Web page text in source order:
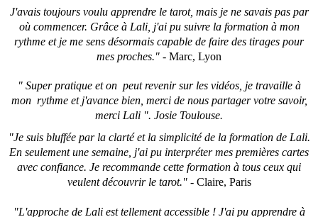
J'avais toujours voulu apprendre le tarot, mais je ne savais pas par
où commencer. Grâce à Lali, j'ai pu suivre la formation à mon
rythme et je me sens désormais capable de faire des tirages pour
mes proches." - Marc, Lyon
" Super pratique et on peut revenir sur les vidéos, je travaille à
mon rythme et j'avance bien, merci de nous partager votre savoir,
merci Lali ". Josie Toulouse.
"Je suis bluffée par la clarté et la simplicité de la formation de Lali.
En seulement une semaine, j'ai pu interpréter mes premières cartes
avec confiance. Je recommande cette formation à tous ceux qui
veulent découvrir le tarot."- Claire, Paris
"L'approche de Lali est tellement accessible ! J'ai pu apprendre à